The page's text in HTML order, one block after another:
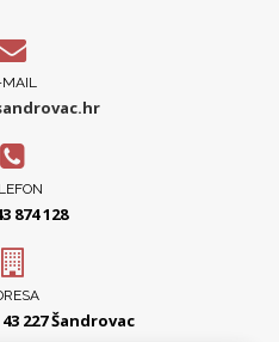
MAIL
874 128
227 Šandrovac